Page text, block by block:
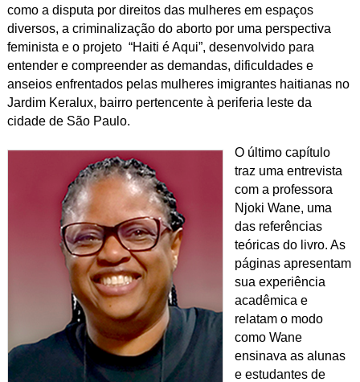
como a disputa por direitos das mulheres em espaços
diversos, a criminalização do aborto por uma perspectiva
feminista e o projeto “Haiti é Aqui”, desenvolvido para
entender e compreender as demandas, dificuldades e
anseios enfrentados pelas mulheres imigrantes haitianas no
Jardim Keralux, bairro pertencente à periferia leste da
cidade de São Paulo.
O último capítulo
traz uma entrevista
com a professora
Njoki Wane, uma
das referências
teóricas do livro. As
páginas apresentam
sua experiência
acadêmica e
relatam o modo
como Wane
ensinava as alunas
e estudantes de